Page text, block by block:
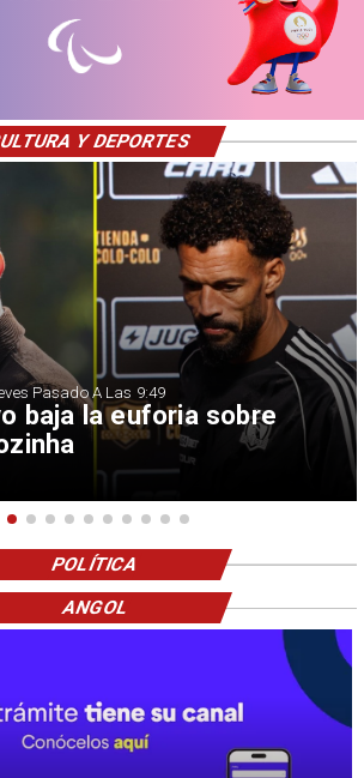
baja la euforia sobre
Pasado A Las 9:49
Y DEPORTES
POLÍTICA
ANGOL